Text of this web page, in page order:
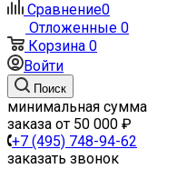
Сравнение0
Отложенные 0
Корзина 0
Войти
Поиск
минимальная сумма
заказа от 50 000 ₽
+7 (495) 748-94-62
заказать звонок